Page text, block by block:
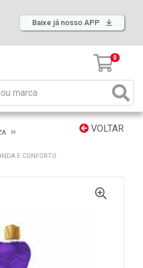
Baixe já nosso APP
0
VOLTAR
E CONFORTO